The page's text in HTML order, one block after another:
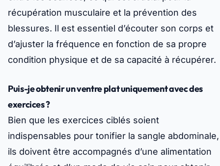
récupération musculaire et la prévention des
blessures. Il est essentiel d’écouter son corps et
d’ajuster la fréquence en fonction de sa propre
condition physique et de sa capacité à récupérer.
Puis-je obtenir un ventre plat uniquement avec des
exercices ?
Bien que les exercices ciblés soient
indispensables pour tonifier la sangle abdominale,
ils doivent être accompagnés d’une alimentation